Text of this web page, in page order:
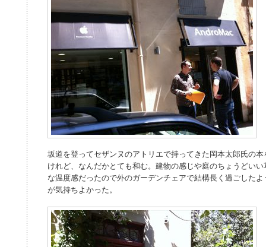
坂道を登ってセザンヌのアトリエで持ってきた岡本太郎氏の
けれど、なんだかとても和む。建物の感じや庭のちょうどい
な温度感だったので外のガーデンチェアで結構長く過ごした
が気持ちよかった。